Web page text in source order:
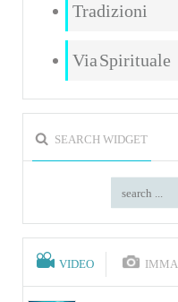
Tradizioni
Via Spirituale
SEARCH WIDGET
VIDEO